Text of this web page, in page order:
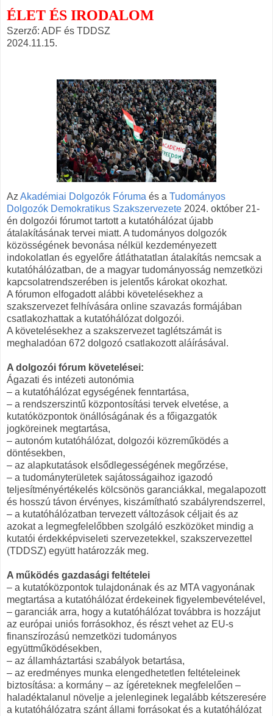
ÉLET ÉS IRODALOM
Szerző: ADF és TDDSZ
2024.11.15.
Az Akadémiai Dolgozók Fóruma és a Tudományos
Dolgozók Demokratikus Szakszervezete 2024. október 21-
én dolgozói fórumot tartott a kutatóhálózat újabb
átalakításának tervei miatt. A tudományos dolgozók
közösségének bevonása nélkül kezdeményezett
indokolatlan és egyelőre átláthatatlan átalakítás nemcsak a
kutatóhálózatban, de a magyar tudományosság nemzetközi
kapcsolatrendszerében is jelentős károkat okozhat.
A fórumon elfogadott alábbi követelésekhez a
szakszervezet felhívására online szavazás formájában
csatlakozhattak a kutatóhálózat dolgozói.
A követelésekhez a szakszervezet taglétszámát is
meghaladóan 672 dolgozó csatlakozott aláírásával.
A dolgozói fórum követelései:
Ágazati és intézeti autonómia
– a kutatóhálózat egységének fenntartása,
– a rendszerszintű központosítási tervek elvetése, a
kutatóközpontok önállóságának és a főigazgatók
jogköreinek megtartása,
– autonóm kutatóhálózat, dolgozói közreműködés a
döntésekben,
– az alapkutatások elsődlegességének megőrzése,
– a tudományterületek sajátosságaihoz igazodó
teljesítményértékelés kölcsönös garanciákkal, megalapozott
és hosszú távon érvényes, kiszámítható szabályrendszerrel,
– a kutatóhálózatban tervezett változások céljait és az
azokat a legmegfelelőbben szolgáló eszközöket mindig a
kutatói érdekképviseleti szervezetekkel, szakszervezettel
(TDDSZ) együtt határozzák meg.
A működés gazdasági feltételei
– a kutatóközpontok tulajdonának és az MTA vagyonának
megtartása a kutatóhálózat érdekeinek figyelembevételével,
– garanciák arra, hogy a kutatóhálózat továbbra is hozzájut
az európai uniós forrásokhoz, és részt vehet az EU-s
finanszírozású nemzetközi tudományos
együttműködésekben,
– az államháztartási szabályok betartása,
– az eredményes munka elengedhetetlen feltételeinek
biztosítása: a kormány – az ígéreteknek megfelelően –
haladéktalanul növelje a jelenleginek legalább kétszeresére
a kutatóhálózatra szánt állami forrásokat és a kutatóhálózat